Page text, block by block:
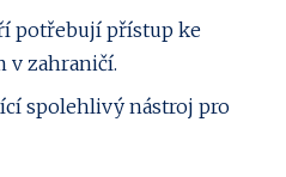
potřebují přístup ke
v zahraničí.
spolehlivý nástroj pro